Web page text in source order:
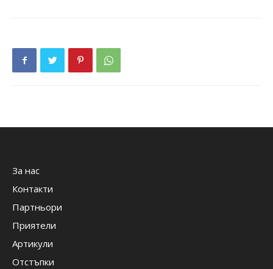
За нас
Контакти
Партньори
Приятели
Артикули
Отстъпки